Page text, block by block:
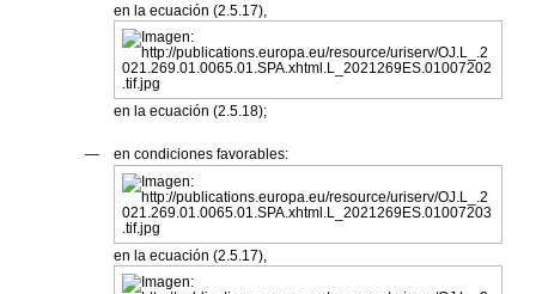
en la ecuación (2.5.17),
en la ecuación (2.5.18);
— en condiciones favorables:
en la ecuación (2.5.17),